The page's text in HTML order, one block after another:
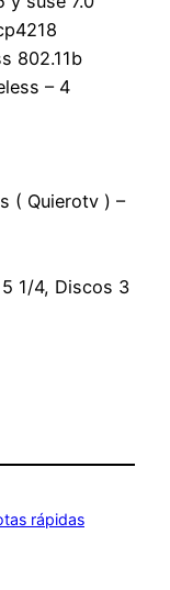
802.11b
– 4
( Quierotv ) –
1/4, Discos 3
rápidas